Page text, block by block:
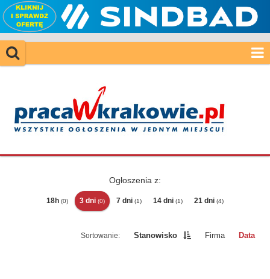
Ogłoszenia z:
18h (0) 3 dni (0) 7 dni (1) 14 dni (1) 21 dni (4)
Stanowisko Firma Data